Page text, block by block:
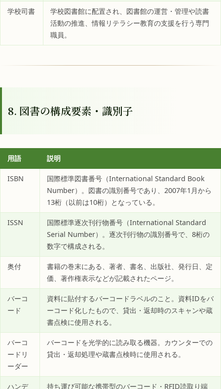
学校司書
学校図書館に配置され、図書館の運営・管理や読書
活動の推進、情報リテラシー教育の支援を行う専門
職員。
8. 図書の構成要素・識別子
用語 説明
ISBN
国際標準図書番号（International Standard Book
Number）。図書の識別番号であり、2007年1月から
13桁（以前は10桁）となっている。
ISSN
国際標準逐次刊行物番号（International Standard
Serial Number）。逐次刊行物の識別番号で、8桁の
数字で構成される。
奥付
書籍の巻末にある、著者、書名、出版社、発行日、定
価、著作権表示などが記載されたページ。
バーコ
ード
資料に貼付するバーコードラベルのこと。資料IDをバ
ーコード化したもので、貸出・返却時のスキャンや蔵
書点検に使用される。
バーコ
ードリ
ーダー
バーコードを光学的に読み取る機器。カウンターでの
貸出・返却処理や蔵書点検時に使用される。
ハンデ
持ち運び可能な携帯型のバーコード・RFID読取り端